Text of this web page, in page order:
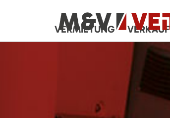
VERMIETUNG VERKAUF